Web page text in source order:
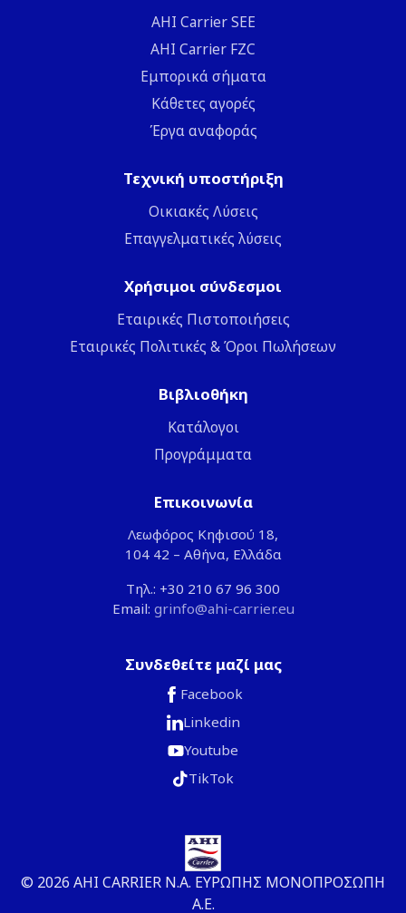
ΑΗΙ Carrier SEE
AHI Carrier FZC
Εμπορικά σήματα
Κάθετες αγορές
Έργα αναφοράς
Τεχνική υποστήριξη
Οικιακές Λύσεις
Επαγγελματικές λύσεις
Χρήσιμοι σύνδεσμοι
Εταιρικές Πιστοποιήσεις
Εταιρικές Πολιτικές & Όροι Πωλήσεων
Βιβλιοθήκη
Κατάλογοι
Προγράμματα
Επικοινωνία
Λεωφόρος Κηφισού 18,
104 42 – Αθήνα, Ελλάδα
Τηλ.: +30 210 67 96 300
Email: grinfo@ahi-carrier.eu
Συνδεθείτε μαζί μας
Facebook
Linkedin
Youtube
TikTok
© 2026 ΑΗΙ CARRIER Ν.Α. ΕΥΡΩΠΗΣ ΜΟΝΟΠΡΟΣΩΠΗ
Α.Ε.